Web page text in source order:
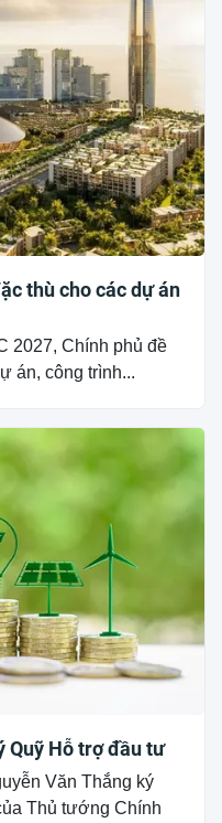
thù cho các dự án
2027, Chính phủ đề
án, công trình...
Quỹ Hỗ trợ đầu tư
Văn Thắng ký
Thủ tướng Chính